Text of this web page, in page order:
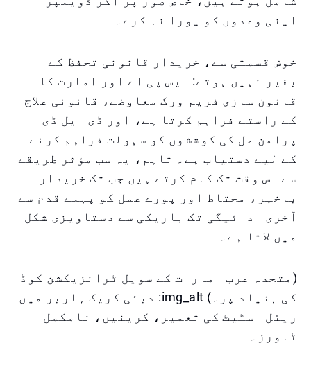
اپنی وعدوں کو پورا نہ کرے۔
خوش قسمتی سے، خریدار قانونی تحفظ کے
بغیر نہیں ہوتے: ایس پی اے اور امارت کا
قانون سازی فریم ورک معاوضے، قانونی علاج
کے راستے فراہم کرتا ہے، اور ڈی ایل ڈی
پرامن حل کی کوششوں کو سہولت فراہم کرنے
کے لیے دستیاب ہے۔ تاہم، یہ سب مؤثر طریقے
سے اس وقت تک کام کرتے ہیں جب تک خریدار
باخبر، محتاط اور پورے عمل کو پہلے قدم سے
آخری ادائیگی تک باریکی سے دستاویزی شکل
میں لاتا ہے۔
(متحدہ عرب امارات کے سویل ٹرانزیکشن کوڈ
کی بنیاد پر۔) img_alt: دبئی کریک ہاربر میں
ریئل اسٹیٹ کی تعمیر، کرینیں، نامکمل
ٹاورز۔